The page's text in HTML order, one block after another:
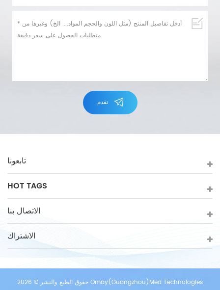
تقدم
تابعونا
HOT TAGS
الاتصال بنا
الاشتراك
حقوق الطبع والنشر © 2026 Omay(Guangzhou)Med Technologies